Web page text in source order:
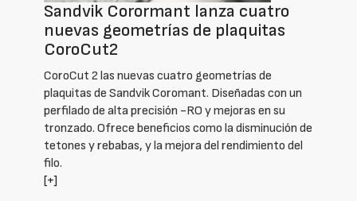
Sandvik Corormant lanza cuatro
nuevas geometrías de plaquitas
CoroCut2
CoroCut 2 las nuevas cuatro geometrías de
plaquitas de Sandvik Coromant. Diseñadas con un
perfilado de alta precisión -RO y mejoras en su
tronzado. Ofrece beneficios como la disminución de
tetones y rebabas, y la mejora del rendimiento del
filo.
[+]